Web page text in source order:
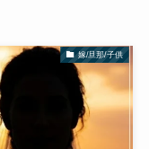
嫁/旦那/子供